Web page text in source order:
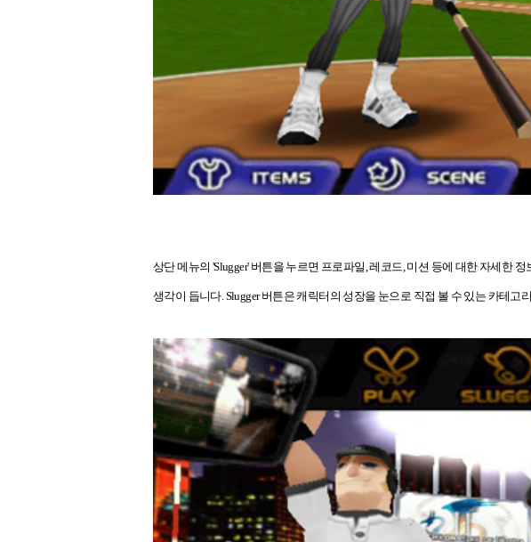
상단 메뉴의 'Slugger' 버튼을 누르면 프로파일, 레코드, 미션 등에 대한 자세한
생각이 듭니다. Slugger 버튼은 캐릭터의 성장을 눈으로 직접 볼 수 있는 카테고